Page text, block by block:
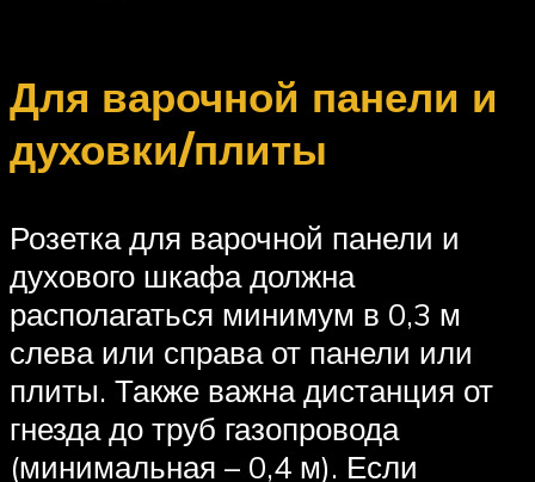
Для варочной панели и
духовки/плиты
Розетка для варочной панели и
духового шкафа должна
располагаться минимум в 0,3 м
слева или справа от панели или
плиты. Также важна дистанция от
гнезда до труб газопровода
(минимальная – 0,4 м). Если